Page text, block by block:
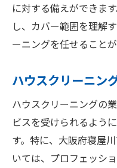
に対する備えができま
し、カバー範囲を理解
ーニングを任せること
ハウスクリーニン
ハウスクリーニングの
ビスを受けられるよう
す。特に、大阪府寝屋
いては、プロフェッシ